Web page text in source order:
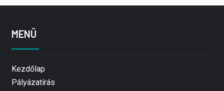
MENÜ
Kezdőlap
Pályázatírás